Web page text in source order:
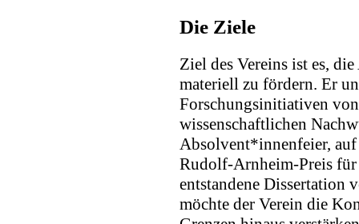
Die Ziele
Ziel des Vereins ist es,
materiell zu fördern. Er
Forschungsinitiativen
wissenschaftlichen
Absolvent*innenfeier,
Rudolf-Arnheim-Preis für
entstandene Dissertation
möchte der Verein die